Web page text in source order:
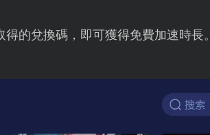
的兌換碼，即可獲得免費加速時長。